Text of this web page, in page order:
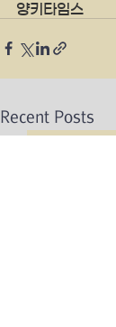
양키타임스
Recent Posts